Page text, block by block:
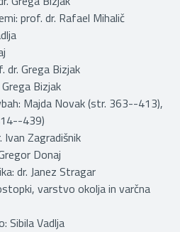
prof. dr. Rafael Mihalič
dr. Grega Bizjak
Bizjak
Majda Novak (str. 363--413),
439)
Zagradišnik
Donaj
dr. Janez Stragar
varstvo okolja in varčna
Sibila Vadlja